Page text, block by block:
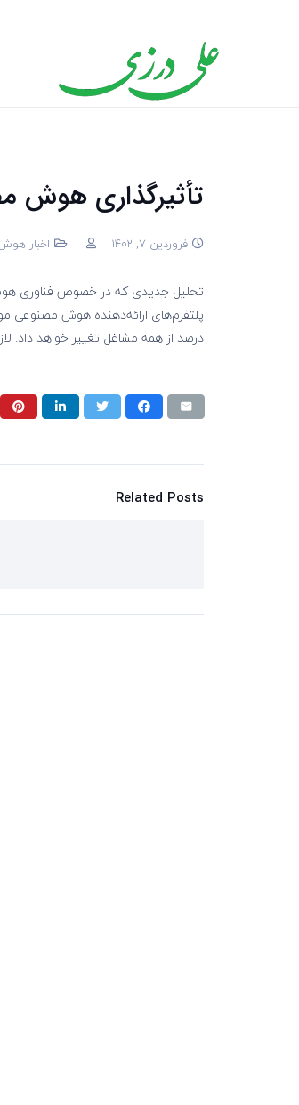
تأثیرگذاری هوش
فروردین 7, 1402 اخبار
تحلیل جدیدی که در خصوص فناوری
درصد از همه مشاغل تغییر خواهد داد.
Related Posts